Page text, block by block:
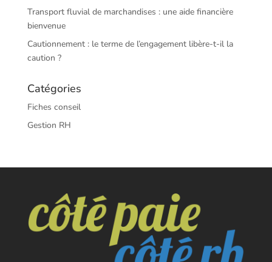
Transport fluvial de marchandises : une aide financière
bienvenue
Cautionnement : le terme de l’engagement libère-t-il la
caution ?
Catégories
Fiches conseil
Gestion RH